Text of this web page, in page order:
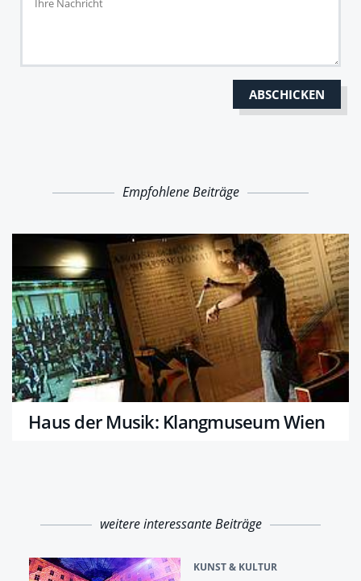
Empfohlene Beiträge
Haus der Musik: Klangmuseum Wien
weitere interessante Beiträge
KUNST & KULTUR